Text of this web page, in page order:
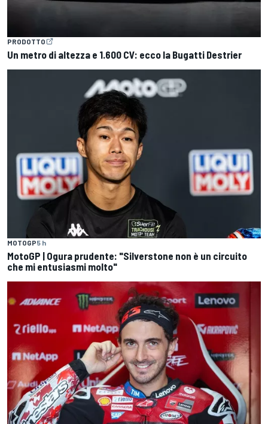
PRODOTTO
Un metro di altezza e 1.600 CV: ecco la Bugatti Destrier
MOTOGP5 h
MotoGP | Ogura prudente: "Silverstone non è un circuito
che mi entusiasmi molto"